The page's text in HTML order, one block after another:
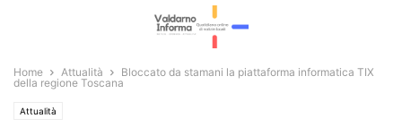
Home Attualità
Bloccato da stamani la piattaforma informatica TIX
della regione Toscana
Attualità